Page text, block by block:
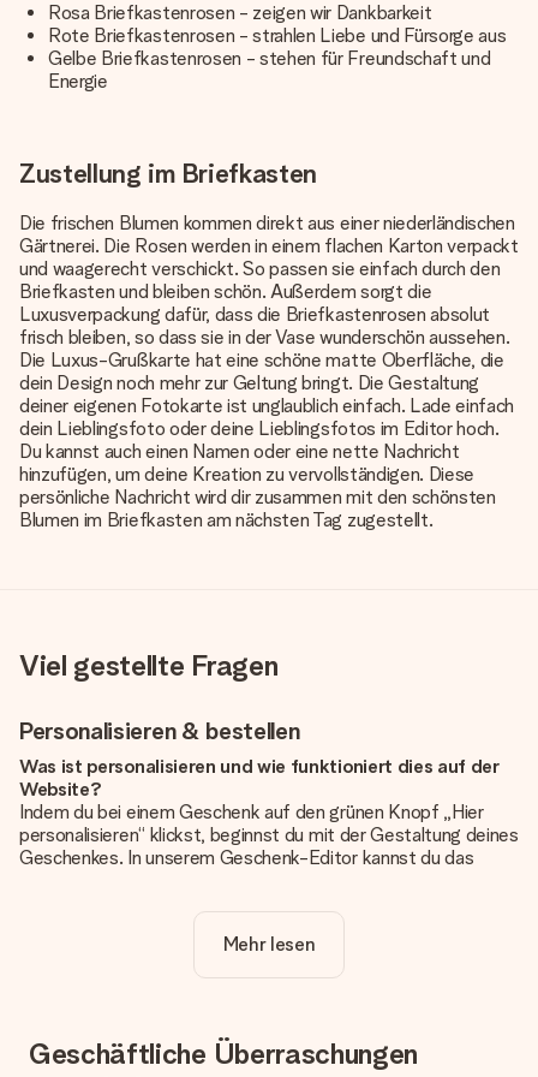
Rosa Briefkastenrosen - zeigen wir Dankbarkeit
Rote Briefkastenrosen - strahlen Liebe und Fürsorge aus
Gelbe Briefkastenrosen - stehen für Freundschaft und
Energie
Zustellung im Briefkasten
Die frischen Blumen kommen direkt aus einer niederländischen
Gärtnerei. Die Rosen werden in einem flachen Karton verpackt
und waagerecht verschickt. So passen sie einfach durch den
Briefkasten und bleiben schön. Außerdem sorgt die
Luxusverpackung dafür, dass die Briefkastenrosen absolut
frisch bleiben, so dass sie in der Vase wunderschön aussehen.
Die Luxus-Grußkarte hat eine schöne matte Oberfläche, die
dein Design noch mehr zur Geltung bringt. Die Gestaltung
deiner eigenen Fotokarte ist unglaublich einfach. Lade einfach
dein Lieblingsfoto oder deine Lieblingsfotos im Editor hoch.
Du kannst auch einen Namen oder eine nette Nachricht
hinzufügen, um deine Kreation zu vervollständigen. Diese
persönliche Nachricht wird dir zusammen mit den schönsten
Blumen im Briefkasten am nächsten Tag zugestellt.
Viel gestellte Fragen
Personalisieren & bestellen
Was ist personalisieren und wie funktioniert dies auf der
Website?
Indem du bei einem Geschenk auf den grünen Knopf „Hier
personalisieren“ klickst, beginnst du mit der Gestaltung deines
Geschenkes. In unserem Geschenk-Editor kannst du das
noch eines unserer angebotenen Designs, um deinem
Geschenk die perfekte Ausstrahlung zu verleihen.
Personalisierung. So ist und bleibt es übersichtlich!
Mehr lesen
Geschäftliche Überraschungen